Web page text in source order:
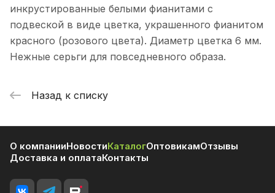
инкрустированные белыми фианитами с
подвеской в виде цветка, украшенного фианитом
красного (розового цвета). Диаметр цветка 6 мм.
Нежные серьги для повседневного образа.
Назад к списку
О компанииНовостиКаталогОптовикамОтзывы
Доставка и оплатаКонтакты